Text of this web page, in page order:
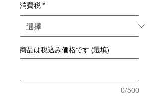
消費税 *
商品は税込み価格です (選填)
0/500